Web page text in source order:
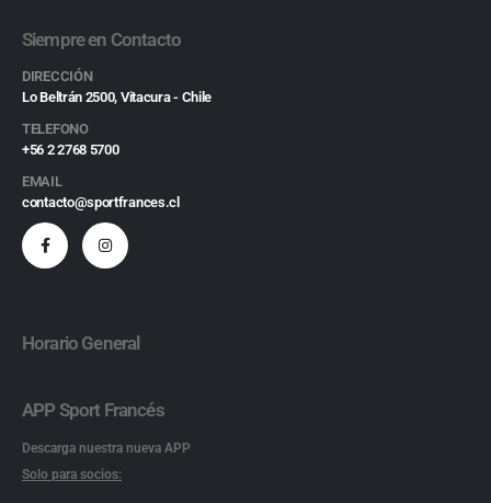
Siempre en Contacto
DIRECCIÓN
Lo Beltrán 2500, Vitacura - Chile
TELEFONO
+56 2 2768 5700
EMAIL
contacto@sportfrances.cl
Horario General
APP Sport Francés
Descarga nuestra nueva APP
Solo para socios: